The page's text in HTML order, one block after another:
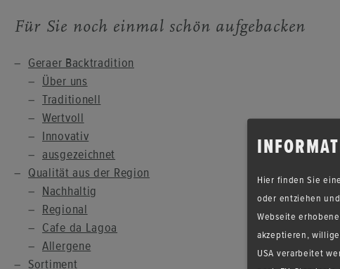
Für Sie noch ein­mal schön auf­ge­ba­cken
Ge­ra­er Back­tra­di­ti­on
Über uns
Tra­di­tio­nell
Wert­voll
In­no­va­tiv
aus­ge­zeich­net
Qua­li­tät aus der Re­gi­on
Nach­hal­tig
Re­gio­nal
Cafe da Lagoa
All­er­ge­ne
Sor­ti­ment
Hier finden Sie
oder entziehen
Webseite
akzeptieren,
USA verarbeitet